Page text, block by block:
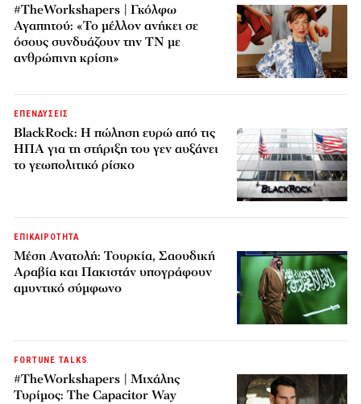
#TheWorkshapers | Γκόλφω
Αγαπητού: «Το μέλλον ανήκει σε
όσους συνδυάζουν την ΤΝ με
ανθρώπινη κρίση»
ΕΠΕΝΔΥΣΕΙΣ
BlackRock: Η πώληση ευρώ από τις
ΗΠΑ για τη στήριξη του γεν αυξάνει
το γεωπολιτικό ρίσκο
ΕΠΙΚΑΙΡΟΤΗΤΑ
Μέση Ανατολή: Τουρκία, Σαουδική
Αραβία και Πακιστάν υπογράφουν
αμυντικό σύμφωνο
FORTUNE TALKS
#TheWorkshapers | Μιχάλης
Τυρίμος: The Capacitor Way